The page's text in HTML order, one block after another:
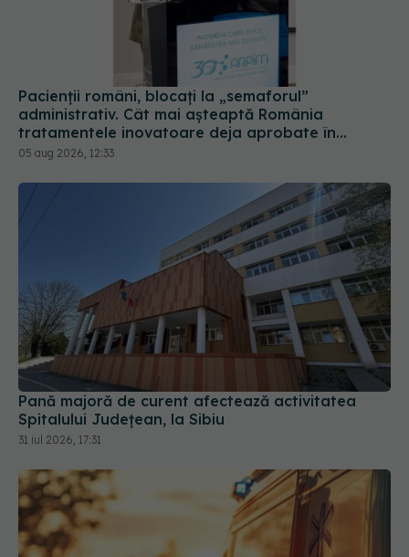
Pacienții români, blocați la „semaforul”
administrativ. Cât mai așteaptă România
tratamentele inovatoare deja aprobate în
Pană majoră de curent afectează activitatea
Spitalului Județean, la Sibiu
31 iul 2026, 17:31